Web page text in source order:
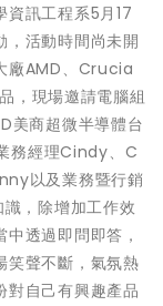
資訊工程系5月17
，活動時間尚未開
廠AMD、Crucia
，現場邀請電腦組
美商超微半導體台
務經理Cindy、C
以及業務暨行銷
，除增加工作效
透過即問即答，
笑聲不斷，氣氛熱
對自己有興趣產品